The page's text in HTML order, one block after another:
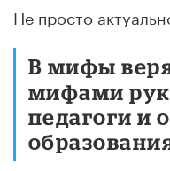
Не просто
В мифы
мифами
педагоги и